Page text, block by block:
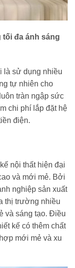
đa ánh sáng
là sử dụng nhiều
tự nhiên cho
tràn ngập sức
chi phí lắp đặt hệ
điện.
nội thất hiện đại
và mới mẻ. Bởi
nghiệp sản xuất
thị trường nhiều
và sáng tạo. Điều
kế có thêm chất
mới mẻ và xu